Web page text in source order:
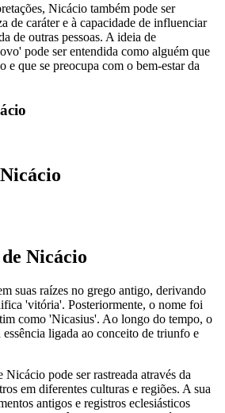
Nicácio também pode ser
de caráter e à capacidade de influenciar
de outras pessoas. A ideia de
pode ser entendida como alguém que
e que se preocupa com o bem-estar da
de Nicácio
suas raízes no grego antigo, derivando
'vitória'. Posteriormente, o nome foi
como 'Nicasius'. Ao longo do tempo, o
essência ligada ao conceito de triunfo e
pode ser rastreada através da
em diferentes culturas e regiões. A sua
antigos e registros eclesiásticos